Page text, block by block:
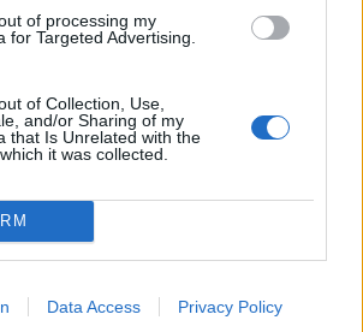
of processing my
for Targeted Advertising.
of Collection, Use,
and/or Sharing of my
that Is Unrelated with the
it was collected.
Data Access Privacy Policy
MED